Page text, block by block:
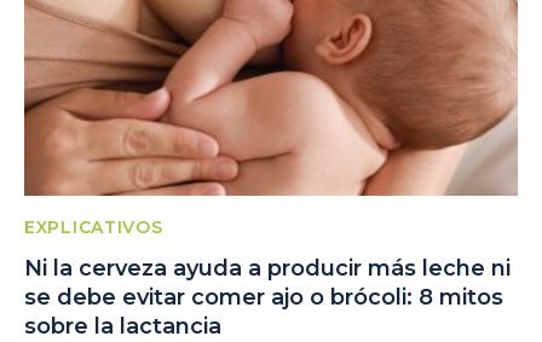
EXPLICATIVOS
Ni la cerveza ayuda a producir más leche ni
se debe evitar comer ajo o brócoli: 8 mitos
sobre la lactancia